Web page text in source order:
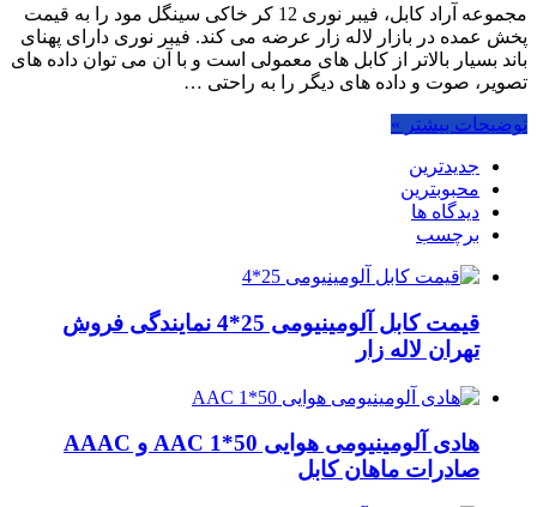
مجموعه آراد کابل، فیبر نوری 12 کر خاکی سینگل مود را به قیمت
پخش عمده در بازار لاله زار عرضه می کند. فیبر نوری دارای پهنای
باند بسیار بالاتر از کابل های معمولی است و با آن می توان داده های
تصویر، صوت و داده های دیگر را به راحتی …
توضیحات بیشتر »
جدیدترین
محبوبترین
دیدگاه ها
برچسب
قیمت کابل آلومینیومی 25*4 نمایندگی فروش
تهران لاله زار
هادی آلومینیومی هوایی 50*1 AAC و AAAC
صادرات ماهان کابل